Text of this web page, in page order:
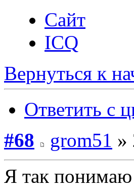
Сайт
ICQ
Вернуться к
Ответить с
#68
grom51 »
Я так понимаю